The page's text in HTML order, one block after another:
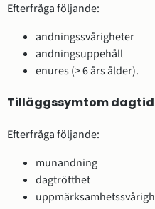
Efterfråga följande:
andningssvårigheter
andningsuppehåll
enures (> 6 års ålder).
Tilläggssymtom dagtid
Efterfråga följande:
munandning
dagtrötthet